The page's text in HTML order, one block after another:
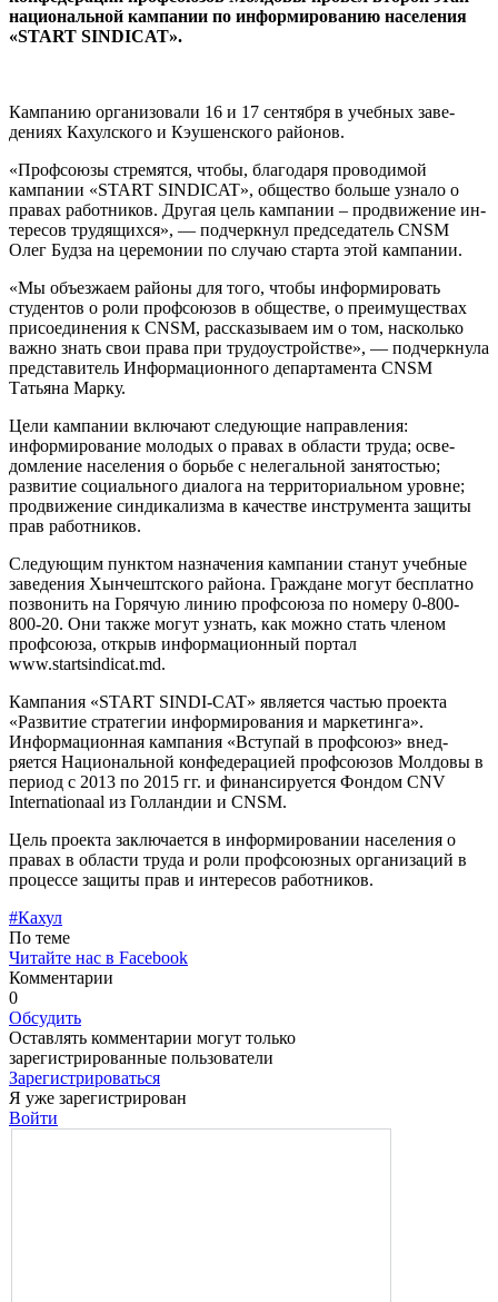
национальной кампании по информиро­ванию населения
«START SINDICAT».
Кампанию организовали 16 и 17 сентября в учебных заве­
дениях Кахулского и Кэушенс­кого районов.
«Профсоюзы стремятся, чтобы, благодаря проводимой
кампании «START SINDICAT», общество больше узнало о
пра­вах работников. Другая цель кампании – продвижение ин­
тересов трудящихся», — под­черкнул председатель CNSM
Олег Будза на церемонии по случаю старта этой кампании.
«Мы объезжаем районы для того, чтобы информировать
студентов о роли профсоюзов в обществе, о преимуществах
присоединения к CNSM, рас­сказываем им о том, насколь­ко
важно знать свои права при трудоустройстве», — подчерк­нула
представитель Информа­ционного департамента CNSM
Татьяна Марку.
Цели кампании включа­ют следующие направления:
информирование молодых о правах в области труда; осве­
домление населения о борь­бе с нелегальной занятостью;
развитие социального диалога на территориальном уровне;
продвижение синдикализма в качестве инструмента защиты
прав работников.
Следующим пунктом назна­чения кампании станут учеб­ные
заведения Хынчештского района. Граждане могут бес­платно
позвонить на Горя­чую линию профсоюза по но­меру 0-800-
800-20. Они так­же могут узнать, как можно стать членом
профсоюза, от­крыв информационный пор­тал
www.startsindicat.md.
Кампания «START SINDI-CAT» является частью проек­та
«Развитие стратегии ин­формирования и маркетинга».
Информационная кампания «Вступай в профсоюз» внед­
ряется Национальной конфе­дерацией профсоюзов Молдо­вы в
период с 2013 по 2015 гг. и финансируется Фондом CNV
Internationaal из Голландии и CNSM.
Цель проекта заключается в информировании населения о
правах в области труда и роли профсоюзных организаций в
процессе защиты прав и инте­ресов работников.
#Кахул
По теме
Читайте нас в Facebook
Комментарии
0
Обсудить
Оставлять комментарии могут только
зарегистрированные пользователи
Зарегистрироваться
Я уже зарегистрирован
Войти